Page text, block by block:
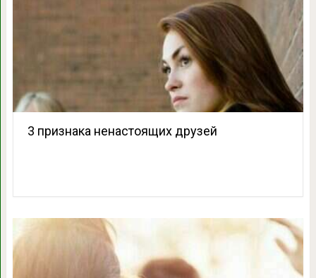
3 признака ненастоящих друзей